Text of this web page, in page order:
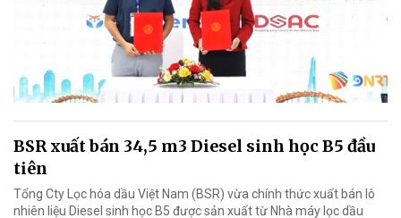
BSR xuất bán 34,5 m3 Diesel sinh học B5 đầu
tiên
Tổng Cty Lọc hóa dầu Việt Nam (BSR) vừa chính thức xuất bán lô
nhiên liệu Diesel sinh học B5 được sản xuất từ Nhà máy lọc dầu